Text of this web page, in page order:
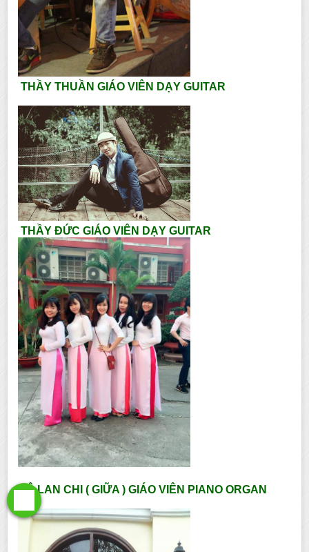
THẦY THUẦN GIÁO VIÊN DẠY GUITAR
THẦY ĐỨC GIÁO VIÊN DẠY GUITAR
CÔ LAN CHI ( GIỮA ) GIÁO VIÊN PIANO ORGAN